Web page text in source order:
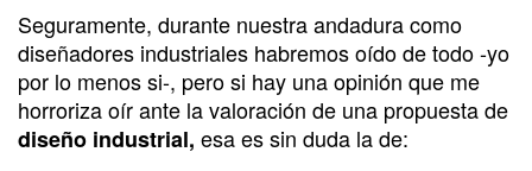
Seguramente, durante nuestra andadura como
diseñadores industriales habremos oído de todo -yo
por lo menos si-, pero si hay una opinión que me
horroriza oír ante la valoración de una propuesta de
diseño industrial, esa es sin duda la de: